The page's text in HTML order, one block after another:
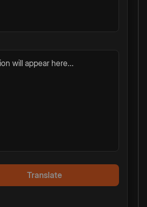
will appear here...
Translate